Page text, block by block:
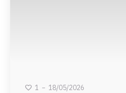
1 18/05/2026